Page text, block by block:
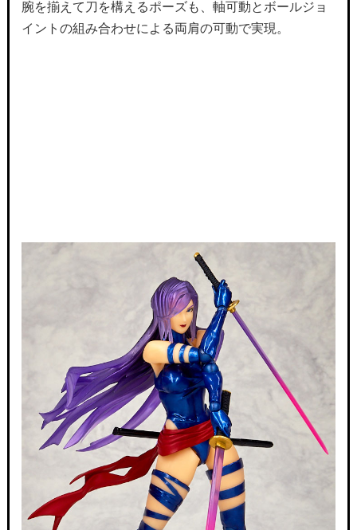
腕を揃えて刀を構えるポーズも、軸可動とボールジョ
イントの組み合わせによる両肩の可動で実現。